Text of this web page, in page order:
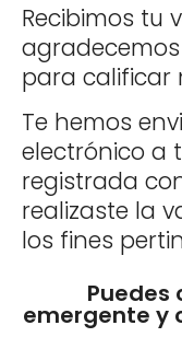
Recibimos tu
para calificar
Te hemos
electrónico a
registrada
realizaste la
los fines
Puedes
emergente y